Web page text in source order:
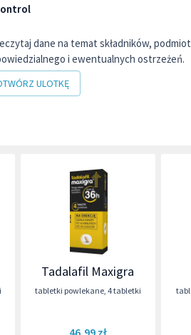
dane na temat składników,
i ewentualnych ostrzeżeń.
ULOTKĘ
Tadalafil Maxigra
tabletki powlekane, 4 tabletki
46,99 zł